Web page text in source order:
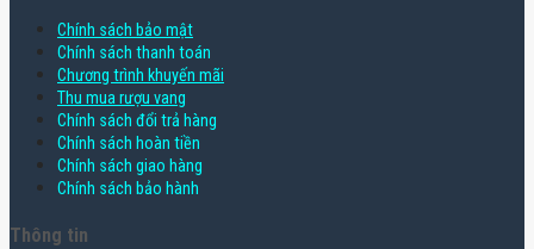
Chính sách bảo mật
Chính sách thanh toán
Chương trình khuyến mãi
Thu mua rượu vang
Chính sách đổi trả hàng
Chính sách hoàn tiền
Chính sách giao hàng
Chính sách bảo hành
Thông tin